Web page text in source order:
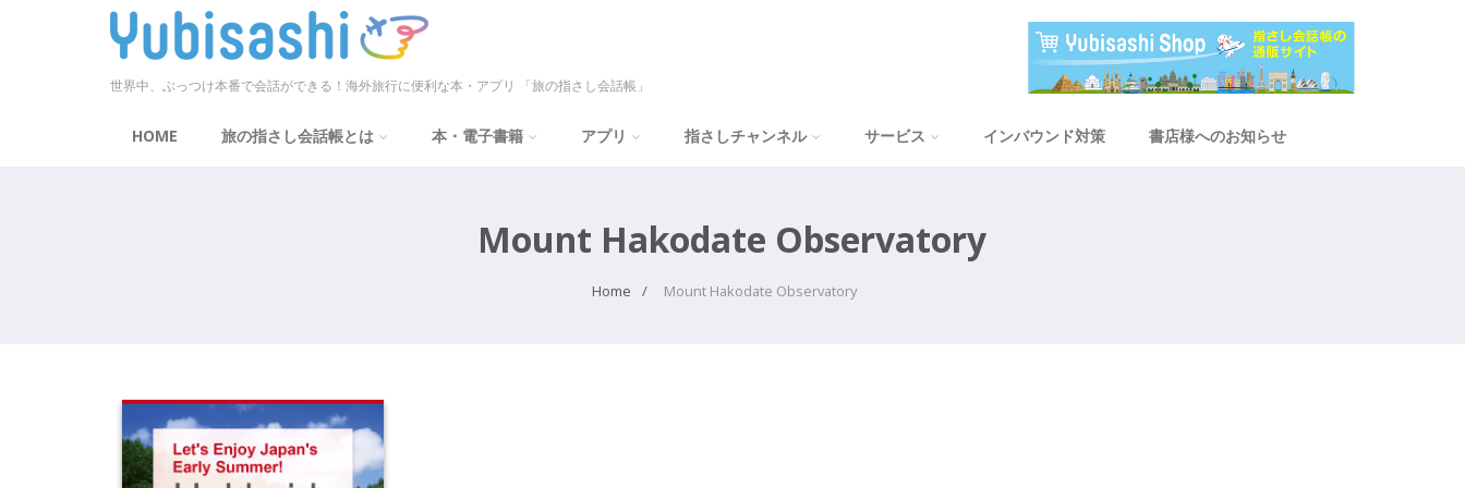
世界中、ぶっつけ本番で会話ができる！海外旅行に便利な本・アプリ 「旅の指さし会話帳」
HOME 旅の指さし会話帳とは 本・電子書籍 アプリ 指さしチャンネル サービス インバウンド対策 書店様へのお知らせ
Mount Hakodate Observatory
Home Mount Hakodate Observatory